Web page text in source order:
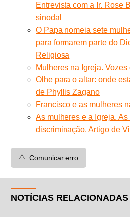
Entrevista com a Ir. Rose
sinodal
O Papa nomeia sete
para formarem parte do
Religiosa
Mulheres na Igreja. Vozes
Olhe para o altar: onde
de Phyllis Zagano
Francisco e as mulheres
As mulheres e a Igreja. As
discriminação. Artigo de
⚠️ Comunicar erro
NOTÍCIAS RELACIONADAS